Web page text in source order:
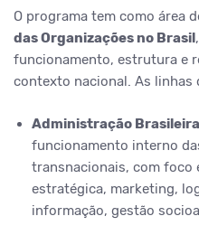
O programa tem como área
das Organizações no Brasil
funcionamento, estrutura e
contexto nacional. As linhas
Administração Brasileira
funcionamento interno
transnacionais, com foco
estratégica, marketing,
informação, gestão